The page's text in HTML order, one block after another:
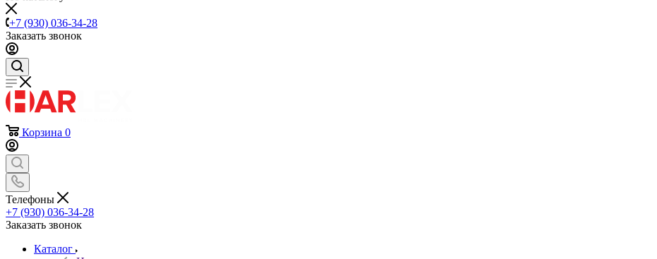
+7 (930) 036-34-28
Заказать звонок
Корзина 0
Телефоны
+7 (930) 036-34-28
Заказать звонок
Каталог